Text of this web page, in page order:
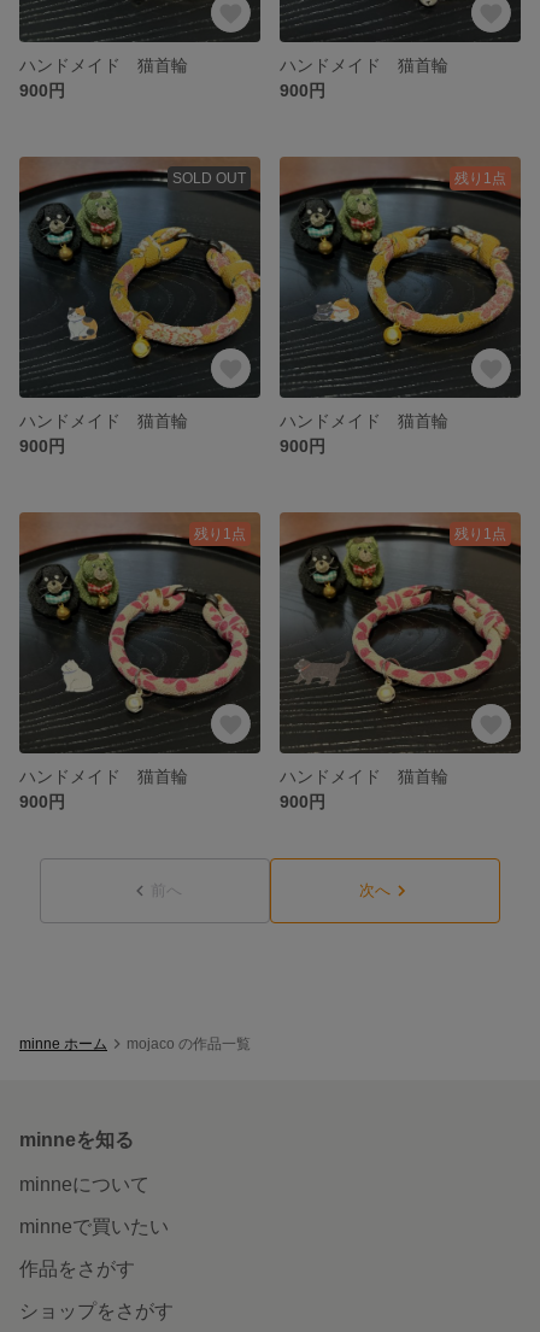
ハンドメイド 猫首輪
900円
ハンドメイド 猫首輪
900円
SOLD OUT
ハンドメイド 猫首輪
900円
残り1点
ハンドメイド 猫首輪
900円
残り1点
ハンドメイド 猫首輪
900円
残り1点
ハンドメイド 猫首輪
900円
前へ 次へ
minne ホーム mojaco の作品一覧
minneを知る
minneについて
minneで買いたい
作品をさがす
ショップをさがす